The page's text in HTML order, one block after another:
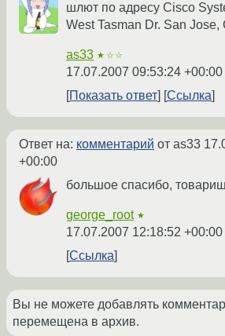
шлют по адресу Cisco
West Tasman Dr. San
as33 ★☆☆
17.07.2007 09:53:24 +00:00
Показать ответ
Ссылка
Ответ на: комментарий от as33
+00:00
большое спасибо,
george_root ★
17.07.2007 12:18:52 +00:00
Ссылка
Вы не можете добавлять
перемещена в архив.